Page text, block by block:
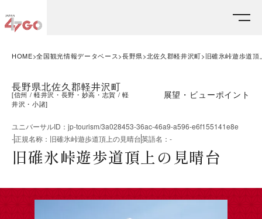
HOME 全国観光情報データベース 長野県 北佐久郡軽井沢町 旧碓氷峠遊歩道
長野県北佐久郡軽井沢町
[信州 軽井沢・長野・妙高・志賀
軽
井沢・小諸]
展望・ビューポイント
ユニバーサルID ： jp-tourism/3a028453-36ac-46a9-a596-e6f155141e8e
-正規名称 ： 旧碓氷峠遊歩道頂上の見晴台英語名 ： -
旧碓氷峠遊歩道頂上の見晴台